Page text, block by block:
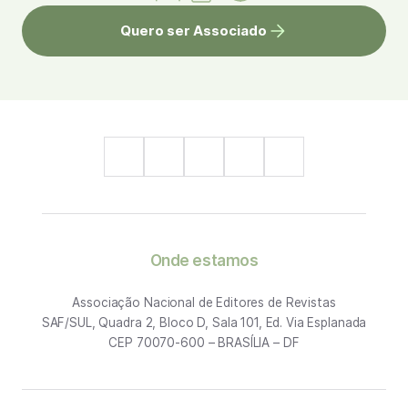
Quero ser Associado
Onde estamos
Associação Nacional de Editores de Revistas
SAF/SUL, Quadra 2, Bloco D, Sala 101, Ed. Via Esplanada
CEP 70070-600 – BRASÍLIA – DF